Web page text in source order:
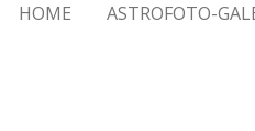
HOME ASTROFOTO-